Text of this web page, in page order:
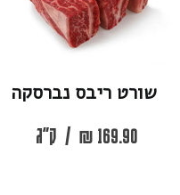
שורט ריבס נברסקה
₪ 169.90
/ ק"ג